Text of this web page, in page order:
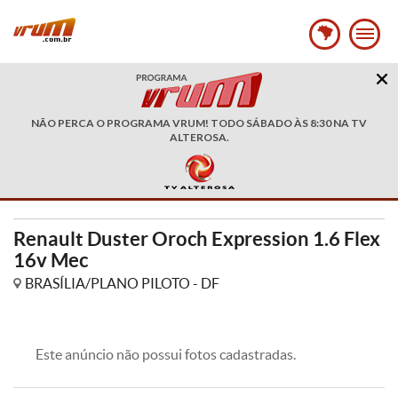
NÃO PERCA O PROGRAMA VRUM! TODO SÁBADO ÀS 8:30 NA TV
ALTEROSA.
Renault Duster Oroch Expression 1.6 Flex
16v Mec
BRASÍLIA/PLANO PILOTO - DF
Este anúncio não possui fotos cadastradas.